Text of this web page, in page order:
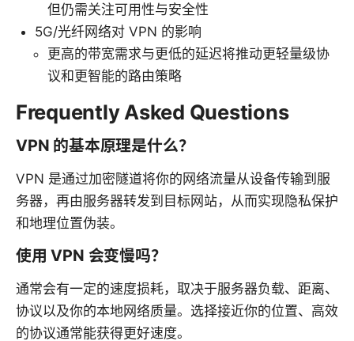
但仍需关注可用性与安全性
5G/光纤网络对 VPN 的影响
更高的带宽需求与更低的延迟将推动更轻量级协
议和更智能的路由策略
Frequently Asked Questions
VPN 的基本原理是什么？
VPN 是通过加密隧道将你的网络流量从设备传输到服
务器，再由服务器转发到目标网站，从而实现隐私保护
和地理位置伪装。
使用 VPN 会变慢吗？
通常会有一定的速度损耗，取决于服务器负载、距离、
协议以及你的本地网络质量。选择接近你的位置、高效
的协议通常能获得更好速度。